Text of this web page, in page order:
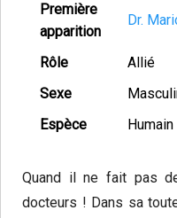
Première
apparition
Dr.
Rôle
Allié
Sexe
Espèce
Humain
Quand il ne fait pas
docteurs ! Dans sa